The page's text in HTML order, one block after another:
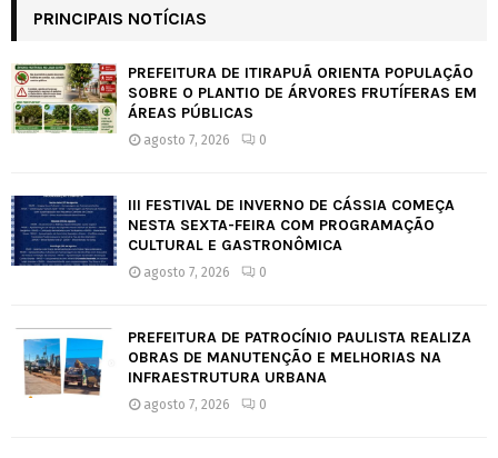
PRINCIPAIS NOTÍCIAS
PREFEITURA DE ITIRAPUÃ ORIENTA POPULAÇÃO
SOBRE O PLANTIO DE ÁRVORES FRUTÍFERAS EM
ÁREAS PÚBLICAS
agosto 7, 2026 0
III FESTIVAL DE INVERNO DE CÁSSIA COMEÇA
NESTA SEXTA-FEIRA COM PROGRAMAÇÃO
CULTURAL E GASTRONÔMICA
agosto 7, 2026 0
PREFEITURA DE PATROCÍNIO PAULISTA REALIZA
OBRAS DE MANUTENÇÃO E MELHORIAS NA
INFRAESTRUTURA URBANA
agosto 7, 2026 0